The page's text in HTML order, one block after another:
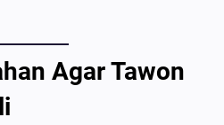
Agar Tawon